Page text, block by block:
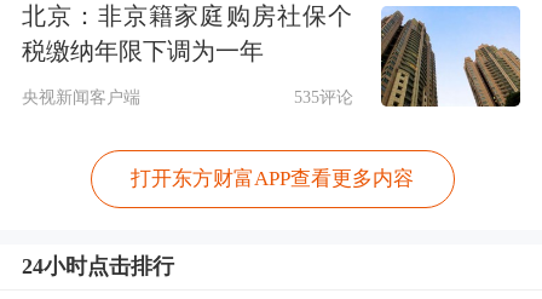
北京：非京籍家庭购房社保个
税缴纳年限下调为一年
央视新闻客户端 535评论
打开东方财富APP查看更多内容
24小时点击排行